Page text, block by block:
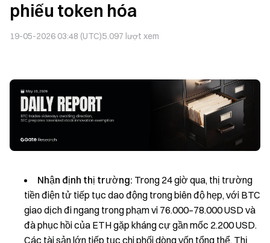
phiếu token hóa
19-05-2026 03:48 (UTC)5.097 lượt xem
Nhận định thị trường: Trong 24 giờ qua, thị trường
tiền điện tử tiếp tục dao động trong biên độ hẹp, với BTC
giao dịch đi ngang trong phạm vi 76.000–78.000 USD và
đà phục hồi của ETH gặp kháng cự gần mốc 2.200 USD.
Các tài sản lớn tiếp tục chi phối dòng vốn tổng thể. Thị